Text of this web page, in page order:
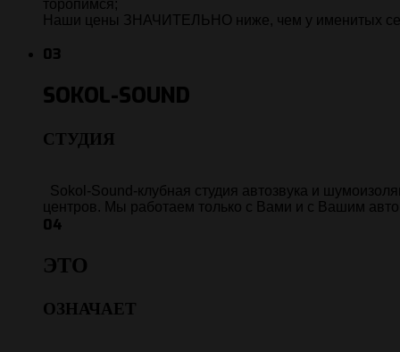
торопимся;
Наши цены ЗНАЧИТЕЛЬНО ниже, чем у именитых
03
SOKOL-SOUND
СТУДИЯ
Sokol-Sound-клубная студия автозвука и
центров. Мы работаем только с Вами и с Вашим
04
ЭТО
ОЗНАЧАЕТ